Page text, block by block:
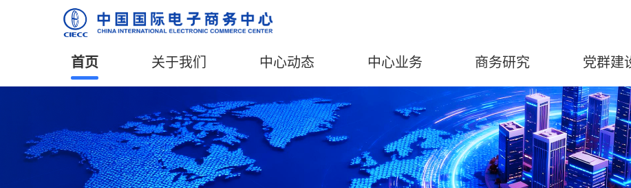
首页 关于我们 中心动态 中心业务 商务研究 党群建